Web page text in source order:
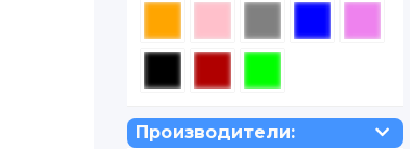
Производители: